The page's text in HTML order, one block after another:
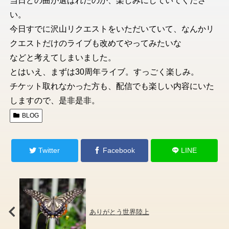
い。
今日すでに沢山リクエストをいただいていて、なんかリ
クエストだけのライブも改めてやってみたいな
などと考えてしまいました。
とはいえ、まずは30周年ライブ。すっごく楽しみ。
チケット取れなかった方も、配信でも楽しい内容にいた
しますので、是非是非。
BLOG
Twitter Facebook LINE
ありがとう世界陸上